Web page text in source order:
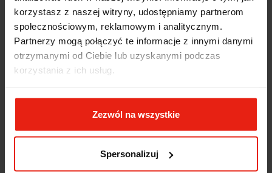
korzystasz z naszej witryny, udostępniamy partnerom
społecznościowym, reklamowym i analitycznym.
Partnerzy mogą połączyć te informacje z innymi danymi
otrzymanymi od Ciebie lub uzyskanymi podczas
korzystania z ich usług.
Zezwól na wszystkie
Spersonalizuj
zabezpieczona. Produkty, serwis, dostawa- wszystko
na najwyższym poziomie.
Zbigniew
Roman zweryfikowano